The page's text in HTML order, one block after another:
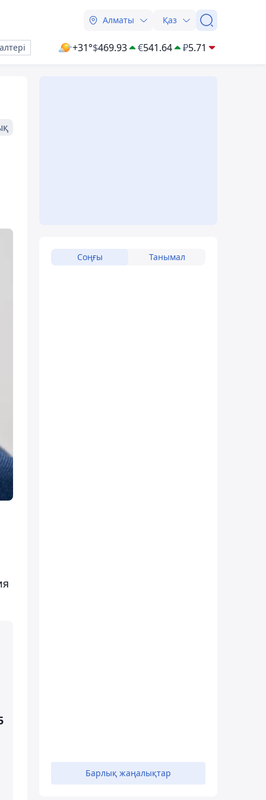
Алматы Қаз
+31°$469.93 €541.64 ₽5.71
Соңғы Танымал
Барлық жаңалықтар